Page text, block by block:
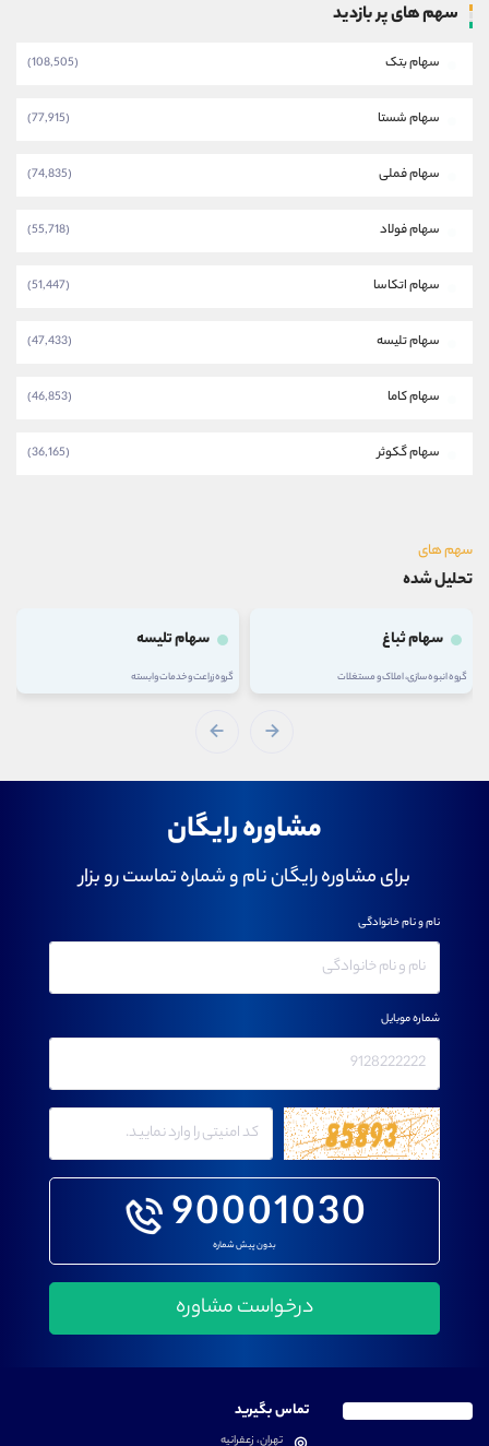
سهم های پر بازدید
سهام بتک (108,505)
سهام شستا (77,915)
سهام فملی (74,835)
سهام فولاد (55,718)
سهام اتکاسا (51,447)
سهام تلیسه (47,433)
سهام کاما (46,853)
سهام گکوثر (36,165)
سهم های
تحلیل شده
سهام تلیسه
گروه زراعت و خدمات وابسته
سهام وغدیر
گروه شرکتهای چند رشته ای صنعتی
مشاوره رایگان
برای مشاوره رایگان نام و شماره تماست رو بزار
90001030
بدون پیش شماره
نام و نام خانوادگی
شماره موبایل
تماس بگیرید
تهران، زعفرانیه